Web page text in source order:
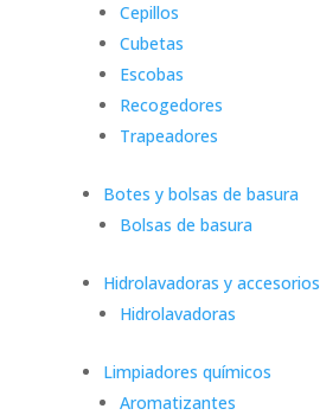
Cepillos
Cubetas
Escobas
Recogedores
Trapeadores
Botes y bolsas de basura
Bolsas de basura
Hidrolavadoras y accesorios
Hidrolavadoras
Limpiadores químicos
Aromatizantes